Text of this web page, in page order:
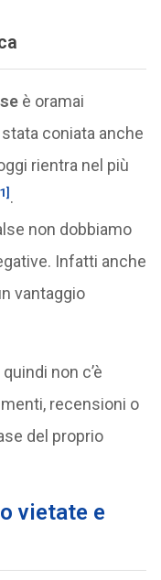
è oramai
coniata anche
rientra nel più
.
non dobbiamo
Infatti anche
vantaggio
quindi non c’è
recensioni o
del proprio
vietate e